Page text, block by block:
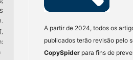
,
A partir de 2024, todos os
publicados terão revisão pelo
CopySpider para fins de